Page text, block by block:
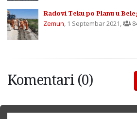
Radovi Teku po Planu u
Zemun, 1 Septembar 2021,
Komentari (0)